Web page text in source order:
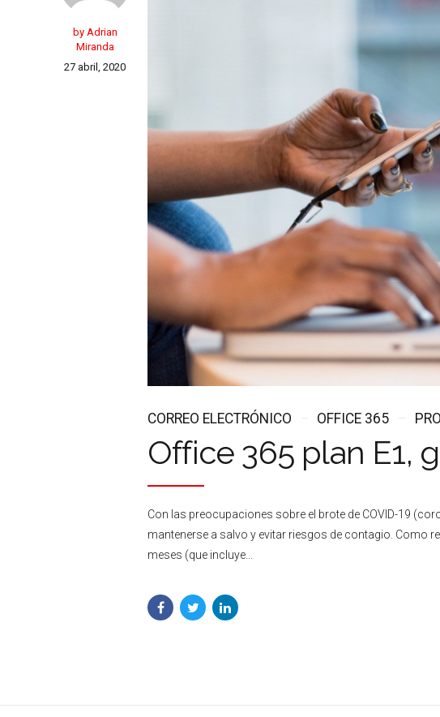
by Adrian
Miranda
27 abril, 2020
CORREO ELECTRÓNICO OFFICE 365
Office 365 plan E1,
Con las preocupaciones sobre el brote de COVID-19
mantenerse a salvo y evitar riesgos de contagio. Como
meses (que incluye...